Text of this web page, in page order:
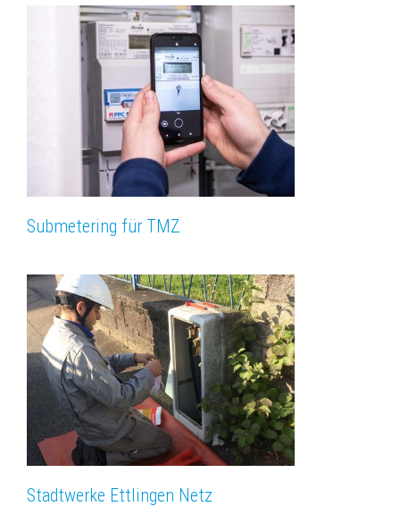
Submetering für TMZ
Stadtwerke Ettlingen Netz